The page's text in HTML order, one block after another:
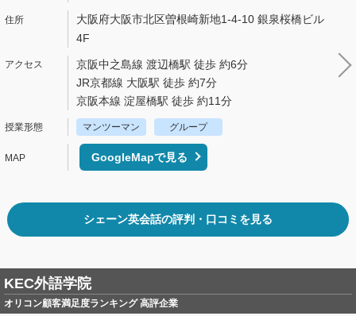
大阪府大阪市北区曽根崎新地1-4-10 銀泉桜橋ビル
4F
京阪中之島線 渡辺橋駅 徒歩 約6分
JR京都線 大阪駅 徒歩 約7分
京阪本線 淀屋橋駅 徒歩 約11分
マンツーマン グループ
GoogleMapで見る
シェーン英会話の評判・口コミを見る
KEC外語学院
オリコン顧客満足度ランキング 高評企業